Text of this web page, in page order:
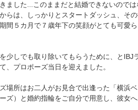
ました...このままだと結婚できないので
らは、しっかりとスタートダッシュ、そ
間５カ月で７歳年下の笑顔がとても可愛
少しでも取り除いてもらうために、と
、プロポーズ当日を迎えました。
場所はお二人がお見合で出逢った「横浜
ズ）と婚約指輪をご自分で用意し、彼